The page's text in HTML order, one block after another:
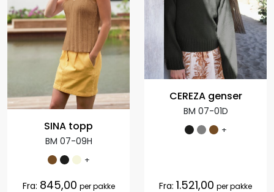
SINA topp
BM 07-09H
+
Fra: 845,00 per pakke
CEREZA genser
BM 07-01D
+
Fra: 1.521,00 per pakke